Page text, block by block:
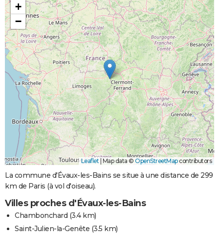
+
−
Leaflet Map data © OpenStreetMapcontributors
La commune d'Évaux-les-Bains se situe à une distance de 299
km de Paris (à vol d'oiseau).
Villes proches d'Évaux-les-Bains
Chambonchard (3.4 km)
Saint-Julien-la-Genête (3.5 km)